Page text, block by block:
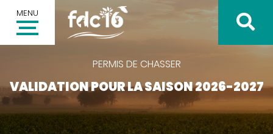
MENU
PERMIS DE CHASSER
VALIDATION POUR LA SAISON 2026-2027
Inscription à la newsletter